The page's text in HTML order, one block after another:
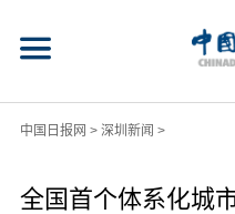
中国日报网 > 深圳新闻 >
全国首个体系化城